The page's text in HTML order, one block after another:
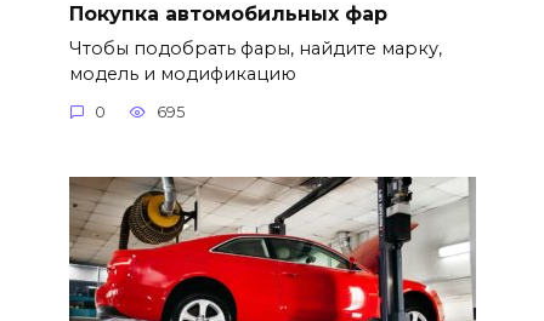
Покупка автомобильных фар
Чтобы подобрать фары, найдите марку,
модель и модификацию
0 695